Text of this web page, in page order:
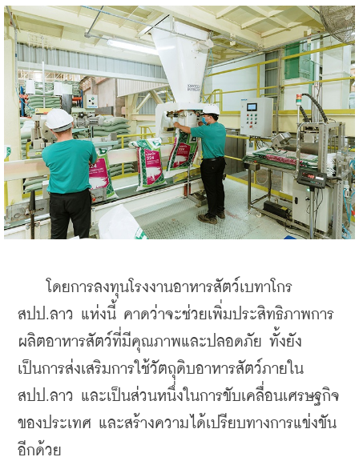
โดยการลงทุนโรงงานอาหารสัตว์เบทาโกร
สปป.ลาว แห่งนี้ คาดว่าจะช่วยเพิ่มประสิทธิภาพการ
ผลิตอาหารสัตว์ที่มีคุณภาพและปลอดภัย ทั้งยัง
เป็นการส่งเสริมการใช้วัตถุดิบอาหารสัตว์ภายใน
สปป.ลาว และเป็นส่วนหนึ่งในการขับเคลื่อนเศรษฐกิจ
ของประเทศ และสร้างความได้เปรียบทางการแข่งขัน
อีกด้วย